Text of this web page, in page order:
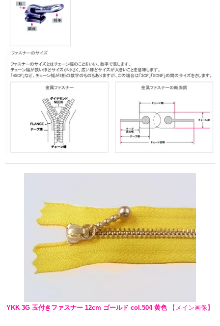
YKK 3G 玉付きファスナー 12cm ゴールド col.504 黄色【メイン画像】